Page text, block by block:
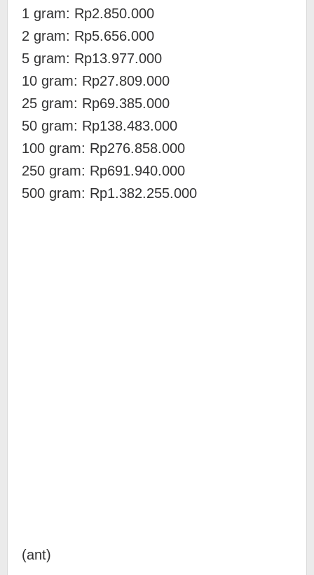
‎1 gram: Rp2.850.000
‎2 gram: Rp5.656.000
‎5 gram: Rp13.977.000
10 gram: Rp27.809.000
‎25 gram: Rp69.385.000
‎50 gram: Rp138.483.000
‎100 gram: Rp276.858.000
250 gram: Rp691.940.000
‎500 gram: Rp1.382.255.000
(ant)